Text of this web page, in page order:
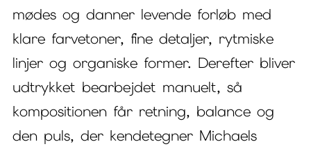
mødes og danner levende forløb med
klare farvetoner, fine detaljer, rytmiske
linjer og organiske former. Derefter bliver
udtrykket bearbejdet manuelt, så
kompositionen får retning, balance og
den puls, der kendetegner Michaels